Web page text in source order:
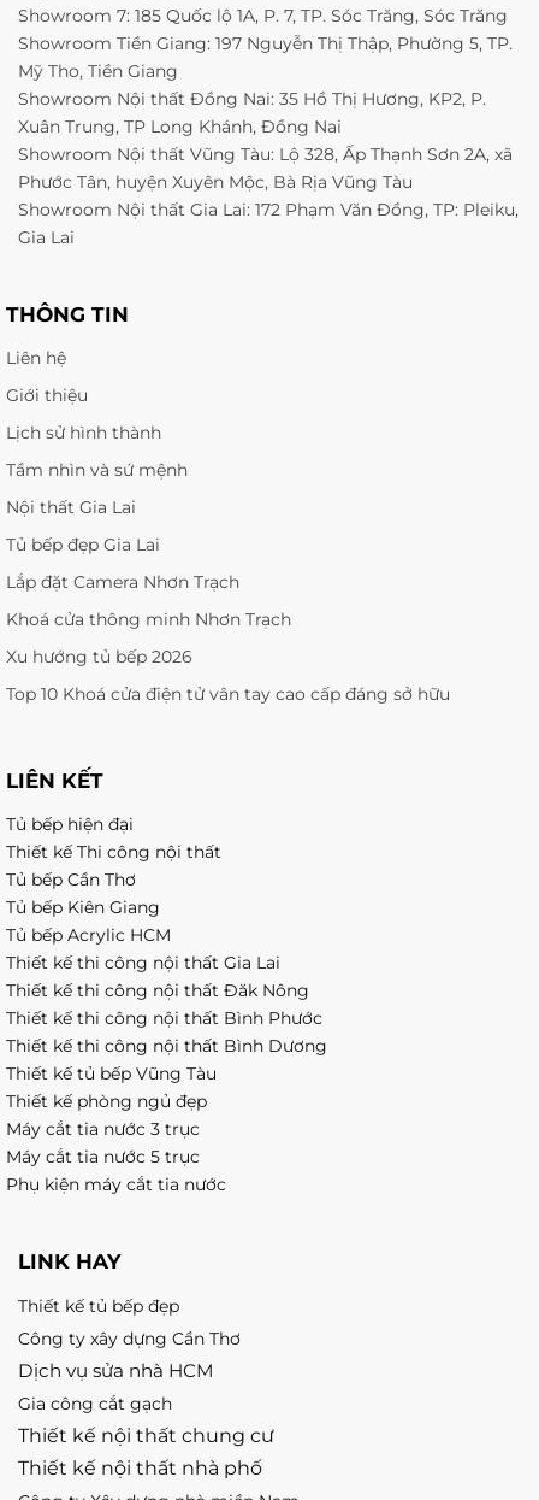
Showroom 7: 185 Quốc lộ 1A, P. 7, TP. Sóc Trăng, Sóc Trăng
Showroom Tiền Giang: 197 Nguyễn Thị Thập, Phường 5, TP.
Mỹ Tho, Tiền Giang
Showroom Nội thất Đồng Nai: 35 Hồ Thị Hương, KP2, P.
Xuân Trung, TP Long Khánh, Đồng Nai
Showroom Nội thất Vũng Tàu: Lộ 328, Ấp Thạnh Sơn 2A, xã
Phước Tân, huyện Xuyên Mộc, Bà Rịa Vũng Tàu
Showroom Nội thất Gia Lai: 172 Phạm Văn Đồng, TP: Pleiku,
Gia Lai
THÔNG TIN
Liên hệ
Giới thiệu
Lịch sử hình thành
Tầm nhìn và sứ mệnh
Nội thất Gia Lai
Tủ bếp đẹp Gia Lai
Lắp đặt Camera Nhơn Trạch
Khoá cửa thông minh Nhơn Trạch
Xu hướng tủ bếp 2026
Top 10 Khoá cửa điện tử vân tay cao cấp đáng sở hữu
LIÊN KẾT
Tủ bếp hiện đại
Thiết kế Thi công nội thất
Tủ bếp Cần Thơ
Tủ bếp Kiên Giang
Tủ bếp Acrylic HCM
Thiết kế thi công nội thất Gia Lai
Thiết kế thi công nội thất Đăk Nông
Thiết kế thi công nội thất Bình Phước
Thiết kế thi công nội thất Bình Dương
Thiết kế tủ bếp Vũng Tàu
Thiết kế phòng ngủ đẹp
Máy cắt tia nước 3 trục
Máy cắt tia nước 5 trục
Phụ kiện máy cắt tia nước
LINK HAY
Thiết kế tủ bếp đẹp
Công ty xây dựng Cần Thơ
Dịch vụ sửa nhà HCM
Gia công cắt gạch
Thiết kế nội thất chung cư
Thiết kế nội thất nhà phố